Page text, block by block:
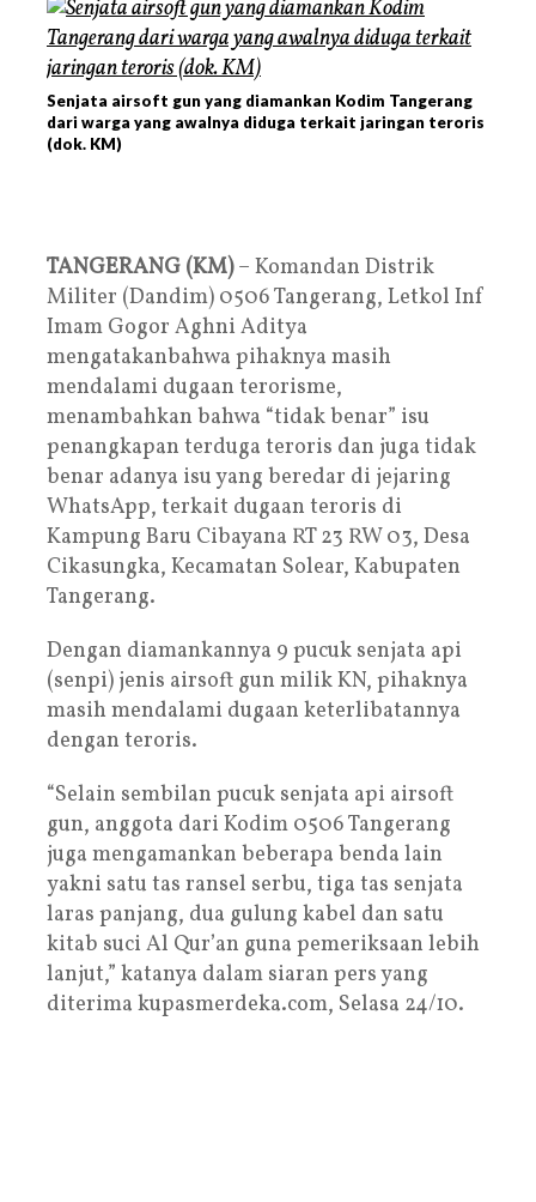
Senjata airsoft gun yang diamankan Kodim Tangerang
dari warga yang awalnya diduga terkait jaringan teroris
(dok. KM)
TANGERANG (KM)– Komandan Distrik
Militer (Dandim) 0506 Tangerang, Letkol Inf
Imam Gogor Aghni Aditya
mengatakanbahwa pihaknya masih
mendalami dugaan terorisme,
menambahkan bahwa “tidak benar” isu
penangkapan terduga teroris dan juga tidak
benar adanya isu yang beredar di jejaring
WhatsApp, terkait dugaan teroris di
Kampung Baru Cibayana RT 23 RW 03, Desa
Cikasungka, Kecamatan Solear, Kabupaten
Tangerang.
Dengan diamankannya 9 pucuk senjata api
(senpi) jenis airsoft gun milik KN, pihaknya
masih mendalami dugaan keterlibatannya
dengan teroris.
“Selain sembilan pucuk senjata api airsoft
gun, anggota dari Kodim 0506 Tangerang
juga mengamankan beberapa benda lain
yakni satu tas ransel serbu, tiga tas senjata
laras panjang, dua gulung kabel dan satu
kitab suci Al Qur’an guna pemeriksaan lebih
lanjut,” katanya dalam siaran pers yang
diterima kupasmerdeka.com, Selasa 24/10.